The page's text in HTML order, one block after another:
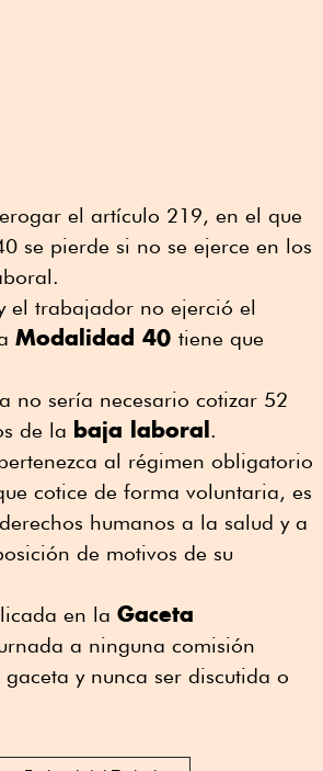
el artículo 219, en el que
se pierde si no se ejerce en los
el trabajador no ejerció el
Modalidad 40 tiene que
no sería necesario cotizar 52
de la baja laboral.
al régimen obligatorio
cotice de forma voluntaria, es
humanos a la salud y a
de motivos de su
en la Gaceta
a ninguna comisión
y nunca ser discutida o